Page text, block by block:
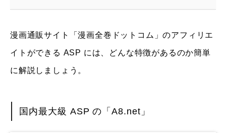
漫画通販サイト「漫画全巻ドットコム」のアフィリエ
イトができる ASP には、どんな特徴があるのか簡単
に解説しましょう。
国内最大級 ASP の「A8.net」